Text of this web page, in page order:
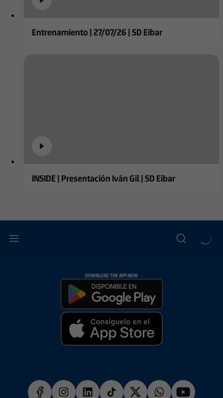
Entrenamiento | 27/07/26 | SD Eibar
INSIDE | Presentación Iván Gil | SD Eibar
DOWNLOAD THE APP NOW